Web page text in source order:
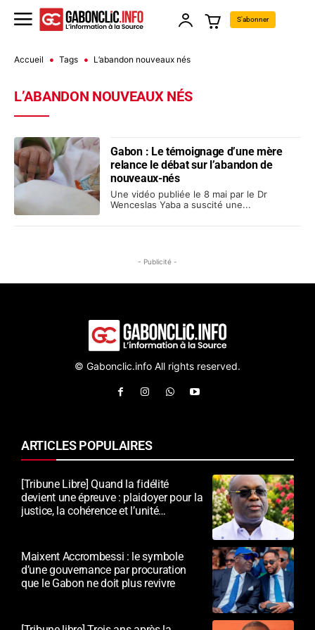
S'abonner
Accueil Tags L’abandon nouveaux nés
L’ABANDON NOUVEAUX NÉS
Gabon : Le témoignage d’une mère
relance le débat sur l’abandon de
nouveaux-nés
Une vidéo publiée le 8 mai par le Dr
Wenceslas Yaba a suscité une...
- Publicité -
© Gabonclic.info All rights reserved.
ARTICLES POPULAIRES
[Tribune Libre] Quand la fidélité
devient une épreuve : plaidoyer pour la
justice, la cohérence et l’unité
Maixent Accrombessi : le symbole
d’une gouvernance par procuration
que le Gabon ne doit plus revivre